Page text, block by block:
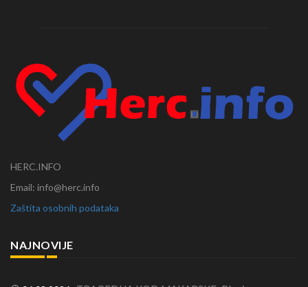
HERC.INFO
Email: info@herc.info
Zaštita osobnih podataka
NAJNOVIJE